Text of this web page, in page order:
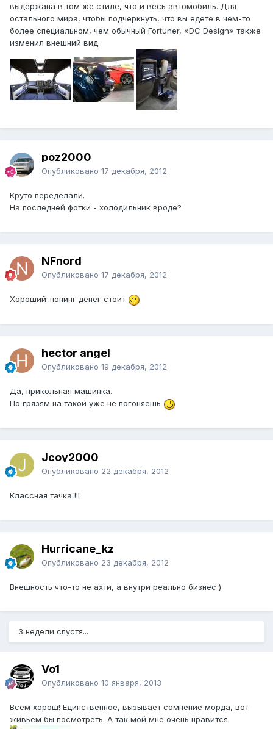
выдержана в том же стиле, что и весь автомобиль. Для
остального мира, чтобы подчеркнуть, что вы едете в чем-то
более специальном, чем обычный Fortuner, «DC Design» также
изменил внешний вид.
poz2000
Опубликовано 17 декабря, 2012
Круто переделали.
На последней фотки - холодильник вроде?
NFnord
Опубликовано 17 декабря, 2012
Хороший тюнинг денег стоит
hector angel
Опубликовано 19 декабря, 2012
Да, прикольная машинка.
По грязям на такой уже не погоняешь
Jcoy2000
Опубликовано 22 декабря, 2012
Классная тачка !!!
Hurricane_kz
Опубликовано 23 декабря, 2012
Внешность что-то не ахти, а внутри реально бизнес )
3 недели спустя...
Vo1
Опубликовано 10 января, 2013
Всем хорош! Единственное, вызывает сомнение морда, вот
живьём бы посмотреть. А так мой мне очень нравится.